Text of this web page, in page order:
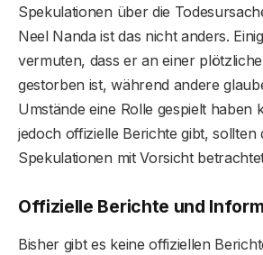
Spekulationen über die
Neel Nanda ist das nicht anders.
vermuten, dass er an einer
gestorben ist, während andere
Umstände eine Rolle gespielt haben
jedoch offizielle Berichte gibt, sollten
Spekulationen mit Vorsicht
Offizielle Berichte und
Bisher gibt es keine offiziellen